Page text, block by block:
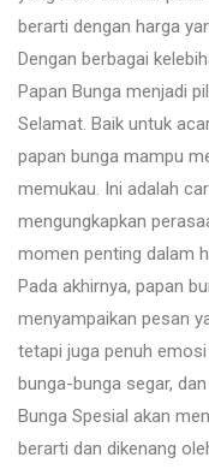
berarti dengan harga
Dengan berbagai
Papan Bunga menjadi
Selamat. Baik untuk
papan bunga mampu
memukau. Ini adalah
mengungkapkan
momen penting dalam
Pada akhirnya, papan
menyampaikan pesan
tetapi juga penuh
bunga-bunga segar,
Bunga Spesial akan
berarti dan dikenang